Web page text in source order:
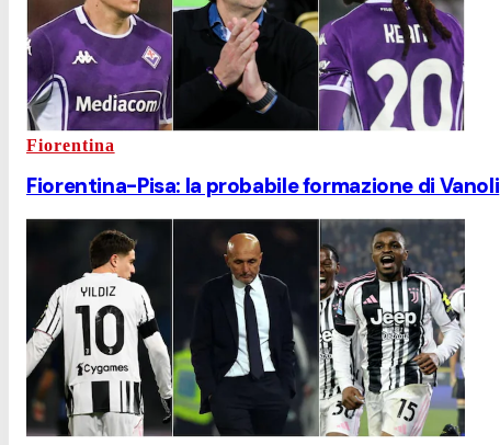
Fiorentina
Fiorentina-Pisa: la probabile formazione di Vanoli